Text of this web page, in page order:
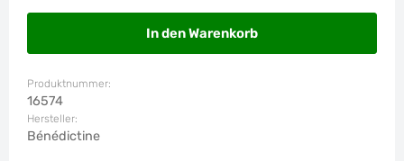
In den Warenkorb
Produktnummer:
16574
Hersteller:
Bénédictine